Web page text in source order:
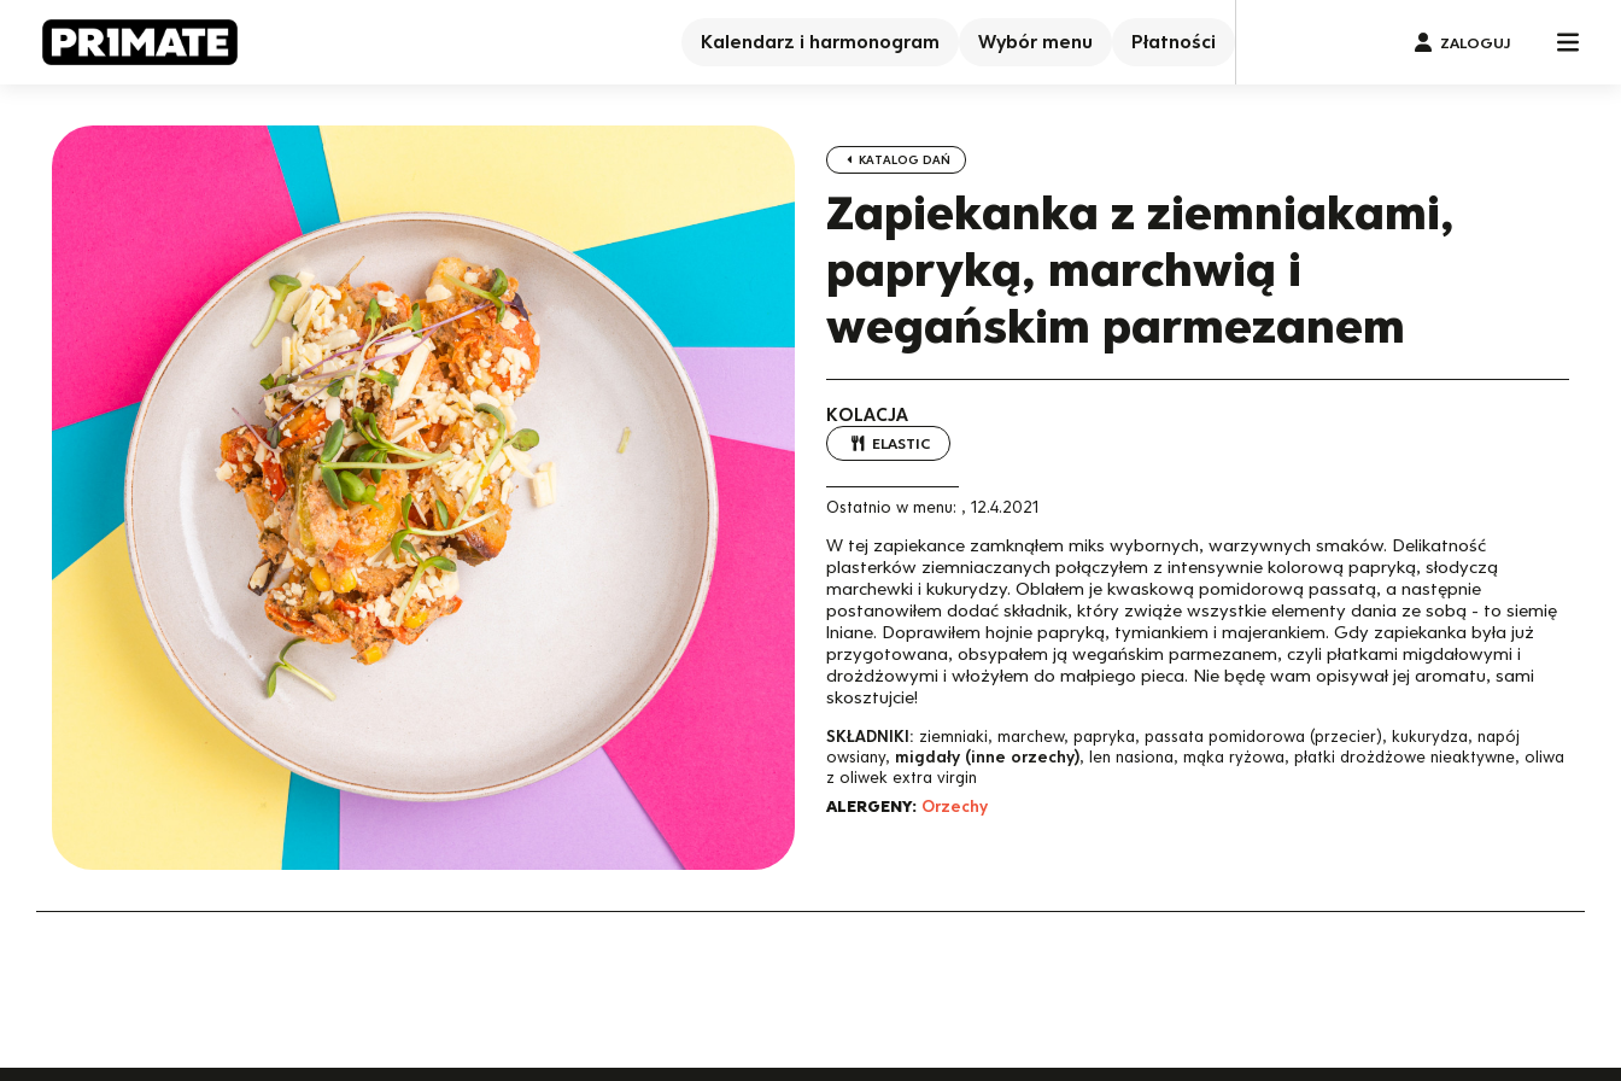
Kalendarz i harmonogram Wybór menu Płatności ZALOGUJ
KATALOG DAŃ
Zapiekanka z ziemniakami,
papryką, marchwią i
wegańskim parmezanem
KOLACJA
ELASTIC
Ostatnio w menu: , 12.4.2021
W tej zapiekance zamknąłem miks wybornych, warzywnych smaków. Delikatność
plasterków ziemniaczanych połączyłem z intensywnie kolorową papryką, słodyczą
marchewki i kukurydzy. Oblałem je kwaskową pomidorową passatą, a następnie
postanowiłem dodać składnik, który zwiąże wszystkie elementy dania ze sobą - to siemię
lniane. Doprawiłem hojnie papryką, tymiankiem i majerankiem. Gdy zapiekanka była już
przygotowana, obsypałem ją wegańskim parmezanem, czyli płatkami migdałowymi i
drożdżowymi i włożyłem do małpiego pieca. Nie będę wam opisywał jej aromatu, sami
skosztujcie!
SKŁADNIKI: ziemniaki, marchew, papryka, passata pomidorowa (przecier), kukurydza, napój
owsiany, migdały (inne orzechy), len nasiona, mąka ryżowa, płatki drożdżowe nieaktywne, oliwa
z oliwek extra virgin
ALERGENY: Orzechy